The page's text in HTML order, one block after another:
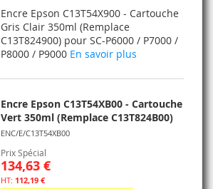
MA
LISTE
D’ENVIE
COMPARATEUR
Encre Epson C13T54X900 - Cartouche
Gris Clair 350ml (Remplace
C13T824900) pour SC-P6000 / P7000 /
P8000 / P9000 En savoir plus
Encre Epson C13T54XB00 - Cartouche
Vert 350ml (Remplace C13T824B00)
ENC/E/C13T54XB00
Prix Spécial
134,63 €
112,19 €